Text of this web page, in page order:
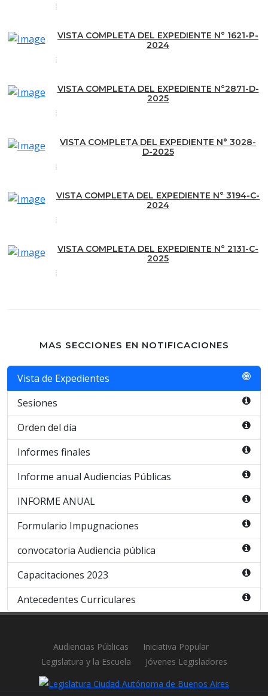
VISTA COMPLETA DEL EXPEDIENTE N° 1621-P-
2024
VISTA COMPLETA DEL EXPEDIENTE N°2871-D-
2025
VISTA COMPLETA DEL EXPEDIENTE N° 3028-
D-2025
VISTA COMPLETA DEL EXPEDIENTE N° 3194-C-
2024
VISTA COMPLETA DEL EXPEDIENTE N° 2131-C-
2025
MAS SECCIONES EN NOTIFICACIONES
Vista de Expedientes
Sesiones
Orden del día
Informes finales
Informe anual Audiencias Públicas
INFORME ANUAL
Formulario Impugnaciones
convocatoria Audiencia pública
Capacitaciones 2023
Antecedentes Curriculares
Audiencias Públicas
Iniciativa Popular
Legislatura y la Escuela
Jóvenes Legisladores